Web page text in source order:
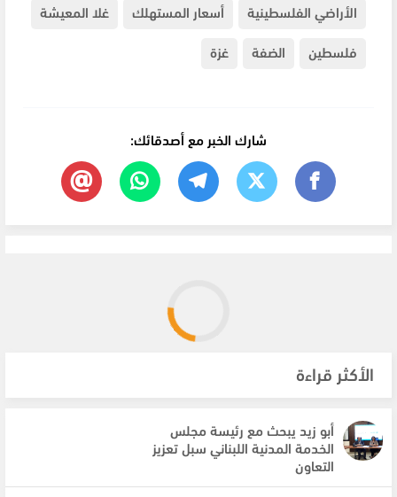
الأراضي الفلسطينية
أسعار المستهلك
غلا المعيشة
فلسطين
الضفة غزة
شارك الخبر مع أصدقائك:
الأكثر قراءة
أبو زيد يبحث مع رئيسة مجلس
الخدمة المدنية اللبناني سبل تعزيز
التعاون